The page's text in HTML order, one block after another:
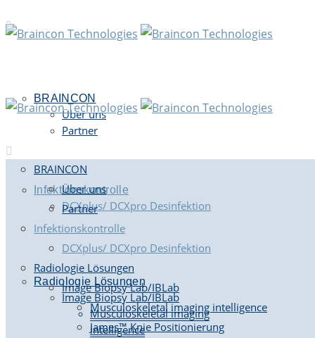
BRAINCON
Über uns
Partner
Infektionskontrolle
DCXplus/ DCXpro Desinfektion
Radiologie Lösungen
Image Biopsy Lab/IBLab
Musculoskeletal imaging
intelligence
BRAINCON
Über uns
Partner
Infektionskontrolle
DCXplus/ DCXpro Desinfektion
Radiologie Lösungen
Image Biopsy Lab/IBLab
Musculoskeletal imaging intelligence
James™ Knie Positionierung